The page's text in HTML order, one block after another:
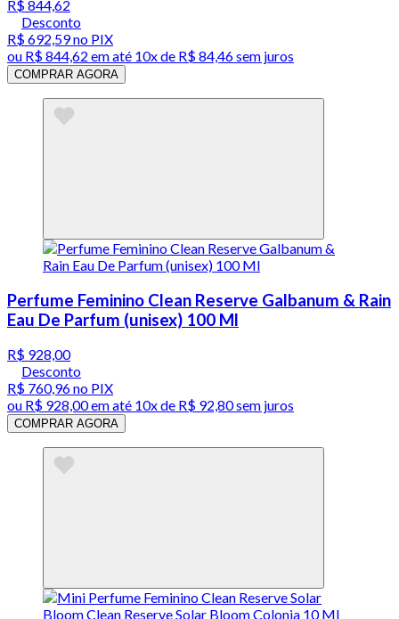
R$ 844,62
Desconto
R$ 692,59no PIX
ou R$ 844,62 em até 10x de R$ 84,46 sem juros
COMPRAR AGORA
Perfume Feminino Clean Reserve Galbanum & Rain
Eau De Parfum (unisex) 100 Ml
R$ 928,00
Desconto
R$ 760,96no PIX
ou R$ 928,00em até 10x de R$ 92,80 sem juros
COMPRAR AGORA